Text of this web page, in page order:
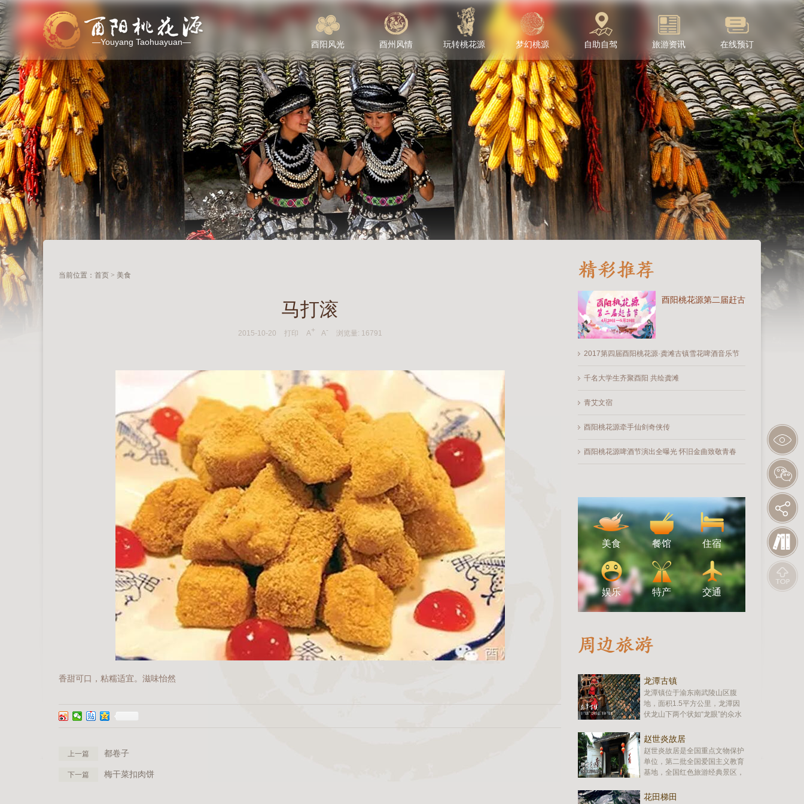
—Youyang Taohuayuan— 酉阳风光 酉州风情 玩转桃花源 梦幻桃源 自助自驾 旅游资讯 在线预订
酉阳桃花源第二届赶古节
2017第四届酉阳桃花源·龚滩古镇雪花啤酒音乐节
千名大学生齐聚酉阳 共绘龚滩
青艾文宿
酉阳桃花源牵手仙剑奇侠传
酉阳桃花源啤酒节演出全曝光 怀旧金曲致敬青春
美食 餐馆 住宿
娱乐 特产 交通
龙潭古镇
龙潭镇位于渝东南武陵山区腹
地，面积1.5平方公里，龙潭因
伏龙山下两个状如“龙眼”的氽水
间穿过，形如“龙鼻”，因而得
名。龙潭自蜀汉以来，曾相继
为“县丞”、“巡检”、“州同”、“县
佐”所在地，相当于州县的分司
赵世炎故居
赵世炎故居是全国重点文物保护
单位，第二批全国爱国主义教育
基地，全国红色旅游经典景区，
市酉阳土家族苗自治县龙潭镇，
花田梯田
当前位置： 首页 > 美食
马打滚
2015-10-20 打印 A+ A- 浏览量: 16791
香甜可口，粘糯适宜。滋味怡然
上一篇 都卷子
下一篇 梅干菜扣肉饼